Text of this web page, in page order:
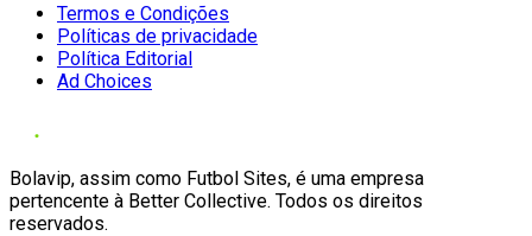
Termos e Condições
Políticas de privacidade
Política Editorial
Ad Choices
Bolavip, assim como Futbol Sites, é uma empresa
pertencente à Better Collective. Todos os direitos
reservados.